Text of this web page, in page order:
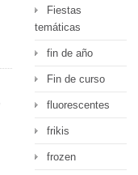
Fiestas
temáticas
fin de año
Fin de curso
fluorescentes
frikis
frozen